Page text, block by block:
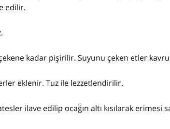
edilir.
kadar pişirilir. Suyunu çeken etler
eklenir. Tuz ile lezzetlendirilir.
ilave edilip ocağın altı kısılarak erimesi